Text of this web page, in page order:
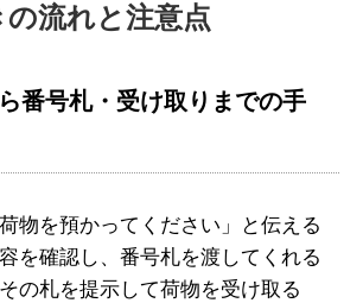
流れと注意点
番号札・受け取りまでの手
物を預かってください」と伝える
を確認し、番号札を渡してくれる
の札を提示して荷物を受け取る